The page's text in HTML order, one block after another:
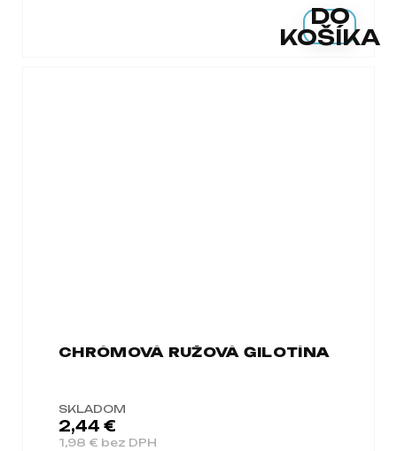
DO
KOŠÍKA
CHRÓMOVÁ RUŽOVÁ GILOTÍNA
SKLADOM
1,98 € bez DPH
2,44 €